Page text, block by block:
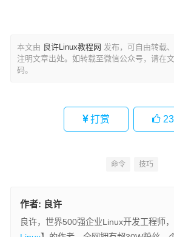
本文由 良许Linux教程网 发布，可自由转载
注明文章出处。如转载至微信公众号，请在
码。
打赏
命令 技巧
作者: 良许
良许，世界500强企业Linux开发工程师